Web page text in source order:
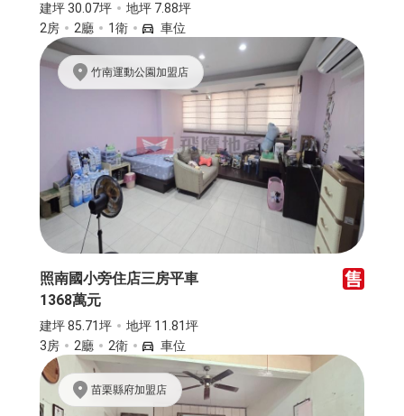
建坪 30.07坪
地坪 7.88坪
2房
2廳 1衛 車位
竹南運動公園加盟店
照南國小旁住店三房平車
1368萬元
建坪 85.71坪
地坪 11.81坪
3房
2廳 2衛 車位
苗栗縣府加盟店